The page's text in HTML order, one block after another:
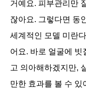
거예요. 피부관리만
잖아요. 그렇다면 동
세계적인 모델 미란
어요. 바로 얼굴에 빗
고 의아해하겠지만,
만한 효과를 볼 수 있